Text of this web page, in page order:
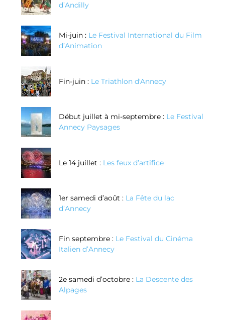
d’Andilly
Mi-juin : Le Festival International du Film
d’Animation
Fin-juin : Le Triathlon d'Annecy
Début juillet à mi-septembre : Le Festival
Annecy Paysages
Le 14 juillet : Les feux d’artifice
1er samedi d’août : La Fête du lac
d’Annecy
Fin septembre : Le Festival du Cinéma
Italien d’Annecy
2e samedi d’octobre : La Descente des
Alpages